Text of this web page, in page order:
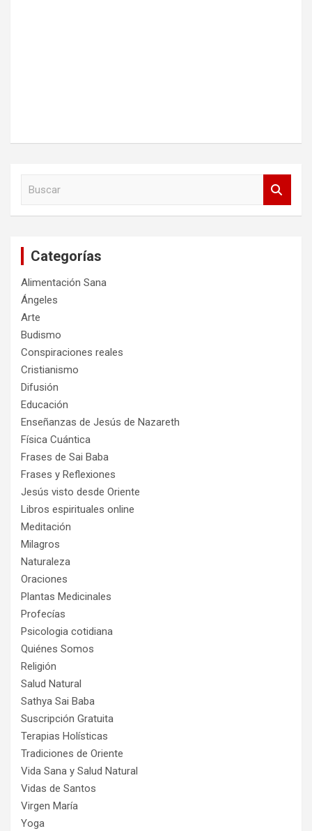
Categorías
Alimentación Sana
Ángeles
Arte
Budismo
Conspiraciones reales
Cristianismo
Difusión
Educación
Enseñanzas de Jesús de Nazareth
Física Cuántica
Frases de Sai Baba
Frases y Reflexiones
Jesús visto desde Oriente
Libros espirituales online
Meditación
Milagros
Naturaleza
Oraciones
Plantas Medicinales
Profecías
Psicologia cotidiana
Quiénes Somos
Religión
Salud Natural
Sathya Sai Baba
Suscripción Gratuita
Terapias Holísticas
Tradiciones de Oriente
Vida Sana y Salud Natural
Vidas de Santos
Virgen María
Yoga